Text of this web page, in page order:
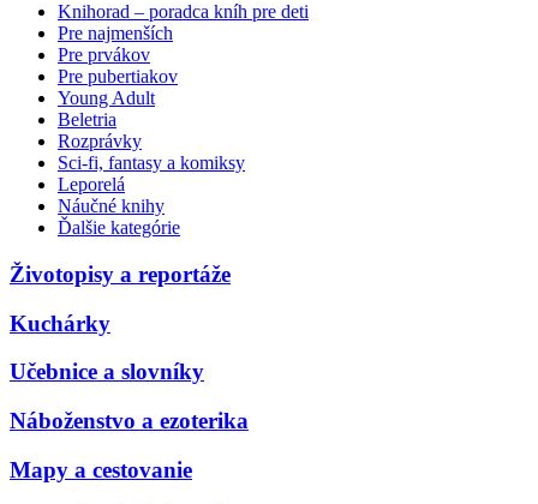
Knihorad – poradca kníh pre deti
Pre najmenších
Pre prvákov
Pre pubertiakov
Young Adult
Beletria
Rozprávky
Sci-fi, fantasy a komiksy
Leporelá
Náučné knihy
Ďalšie kategórie
Životopisy a reportáže
Kuchárky
Učebnice a slovníky
Náboženstvo a ezoterika
Mapy a cestovanie